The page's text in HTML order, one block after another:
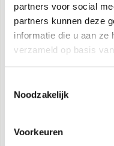
partners voor social
partners kunnen deze
informatie die u aan ze
verzameld op basis
Noodzakelijk
Voorkeuren
Energie-
gemiddelde ruimte:
warme ruimte: